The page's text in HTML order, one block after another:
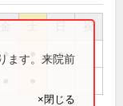
祝
● ●
ます。来院前
×閉じる